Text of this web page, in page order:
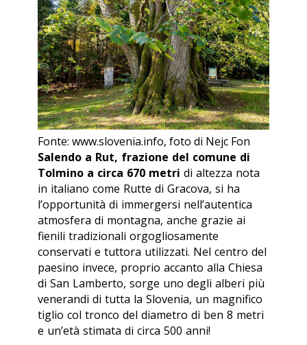
Fonte: www.slovenia.info, foto di Nejc Fon
Salendo a Rut, frazione del comune di
Tolmino a circa 670 metri di altezza nota
in italiano come Rutte di Gracova, si ha
l’opportunità di immergersi nell’autentica
atmosfera di montagna, anche grazie ai
fienili tradizionali orgogliosamente
conservati e tuttora utilizzati. Nel centro del
paesino invece, proprio accanto alla Chiesa
di San Lamberto, sorge uno degli alberi più
venerandi di tutta la Slovenia, un magnifico
tiglio col tronco del diametro di ben 8 metri
e un’età stimata di circa 500 anni!